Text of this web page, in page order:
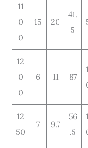
11
0
0
15 20
41.
5
12
0
0
6 11 87
12
50
7 9.7
56
.5